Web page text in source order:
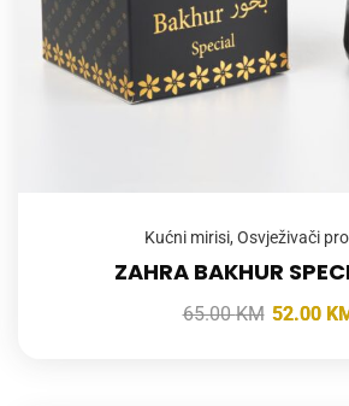
Kućni mirisi, Osvježivači
ZAHRA BAKHUR
65.00KM 52.00